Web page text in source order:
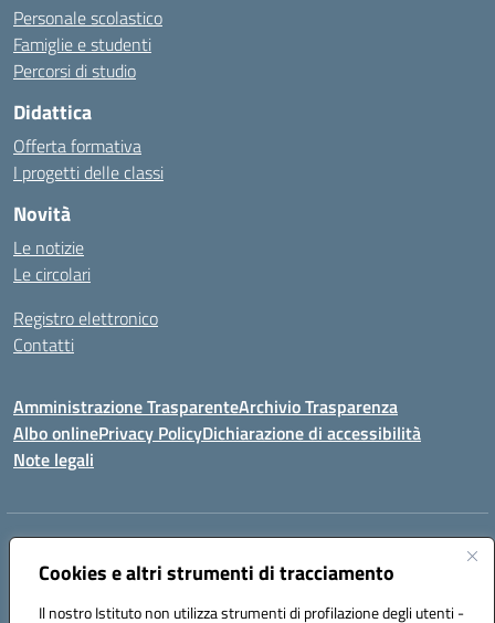
Cookies e altri strumenti di tracciamento
Il nostro Istituto non utilizza strumenti di profilazione degli utenti -
Personale scolastico
Famiglie e studenti
Percorsi di studio
Didattica
Offerta formativa
I progetti delle classi
Novità
Le notizie
Le circolari
Registro elettronico
Contatti
Amministrazione TrasparenteArchivio Trasparenza
Albo onlinePrivacy PolicyDichiarazione di accessibilità
Note legali
Indirizzo:
Centralino:096721161 Email:czic869004@istruzione.it